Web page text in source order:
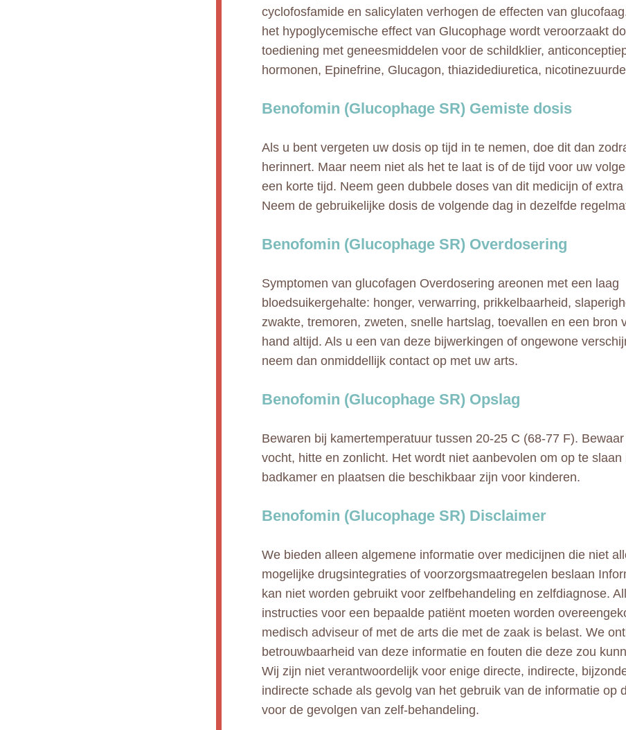
cyclofosfamide en salicylaten verhogen de effecten van
het hypoglycemische effect van Glucophage wordt veroorzaakt
toediening met geneesmiddelen voor de schildklier,
hormonen, Epinefrine, Glucagon, thiazidediuretica,
Benofomin (Glucophage SR) Gemiste dosis
Als u bent vergeten uw dosis op tijd in te nemen, doe dit dan
herinnert. Maar neem niet als het te laat is of de tijd voor uw
een korte tijd. Neem geen dubbele doses van dit medicijn of
Neem de gebruikelijke dosis de volgende dag in dezelfde
Benofomin (Glucophage SR) Overdosering
Symptomen van glucofagen Overdosering areonen met een laag
bloedsuikergehalte: honger, verwarring, prikkelbaarheid,
zwakte, tremoren, zweten, snelle hartslag, toevallen en een bron
hand altijd. Als u een van deze bijwerkingen of ongewone
neem dan onmiddellijk contact op met uw arts.
Benofomin (Glucophage SR) Opslag
Bewaren bij kamertemperatuur tussen 20-25 C (68-77 F).
vocht, hitte en zonlicht. Het wordt niet aanbevolen om op te slaan
badkamer en plaatsen die beschikbaar zijn voor kinderen.
Benofomin (Glucophage SR) Disclaimer
We bieden alleen algemene informatie over medicijnen die niet
mogelijke drugsintegraties of voorzorgsmaatregelen beslaan
kan niet worden gebruikt voor zelfbehandeling en zelfdiagnose.
instructies voor een bepaalde patiënt moeten worden
medisch adviseur of met de arts die met de zaak is belast. We
betrouwbaarheid van deze informatie en fouten die deze zou
Wij zijn niet verantwoordelijk voor enige directe, indirecte,
indirecte schade als gevolg van het gebruik van de informatie op
voor de gevolgen van zelf-behandeling.